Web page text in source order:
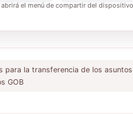
abrirá el menú de compartir del
para la transferencia de los
GOB